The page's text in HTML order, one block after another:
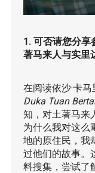
1. 可否请您分享
著马来人与实里
在阅读依沙·卡
Duka Tuan
知，对土著马来
为什么我对这么
地的原住民，我
过他们的故事。
料搜集，尝试了